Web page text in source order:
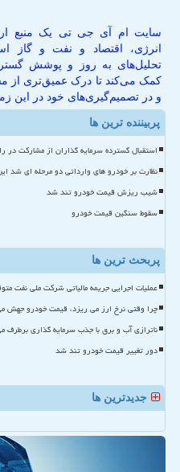
سایت ام آی جی تی یک منبع
انرژی، اقتصاد و نفت و گاز
تحلیل‌های به روز و پوشش
کمک می‌کند تا درک عمیق‌تری از
و در تصمیم‌گیری‌های خود در این
پربیننده ترین ها
استقبال گسترده سرمایه گذاران از مشارکت در
نظارت بر خودرو های وارداتی دو مرحله ای شد
شیب ریزش قیمت خودرو تند شد
سقوط سنگین قیمت خودرو
پربحث ترین ها
عملیات اجرایی جریمه مالیاتی شرکت ملی نفت
چرا وقتی نرخ ارز می ریزد، قیمت خودرو جهش
ناترازی آب و برق با جذب سرمایه گذاری برطرف
دور تغییر قیمت خودرو تند شد
جدیدترین ها